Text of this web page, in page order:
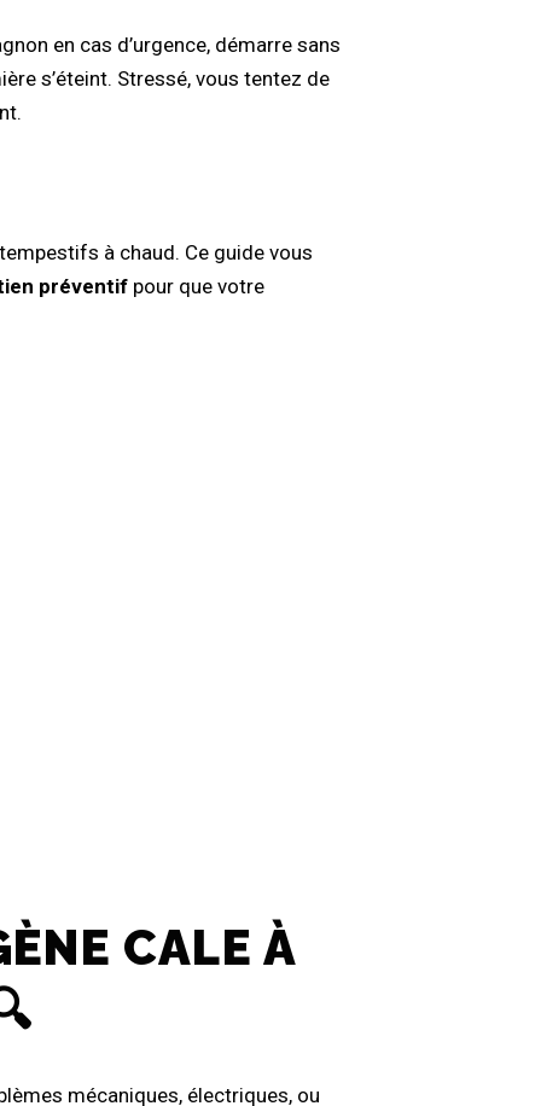
en cas d’urgence, démarre sans
s’éteint. Stressé, vous tentez de
à chaud. Ce guide vous
préventifpour que votre
CALE À
mécaniques, électriques, ou